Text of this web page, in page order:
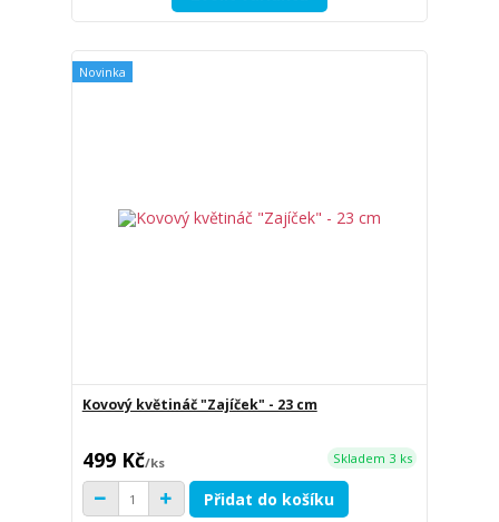
Novinka
Kovový květináč "Zajíček" - 23 cm
499 Kč/ks Skladem 3 ks
Přidat do košíku